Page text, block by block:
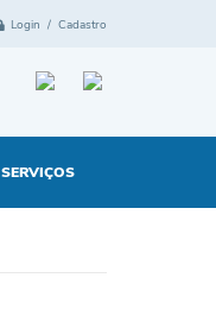
Login / Cadastro
SERVIÇOS